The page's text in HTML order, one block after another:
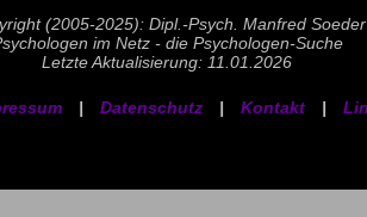
(2005-2025): Dipl.-Psych. Manfred Soeder
im Netz - die Psychologen-Suche
Letzte Aktualisierung: 11.01.2026
| Datenschutz | Kontakt |